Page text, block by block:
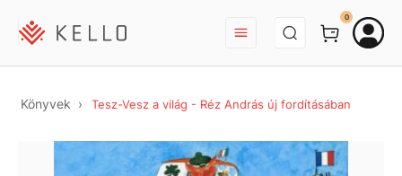
BEJELENTKEZÉS
0
Könyvek Tesz-Vesz a világ - Réz András új fordításában